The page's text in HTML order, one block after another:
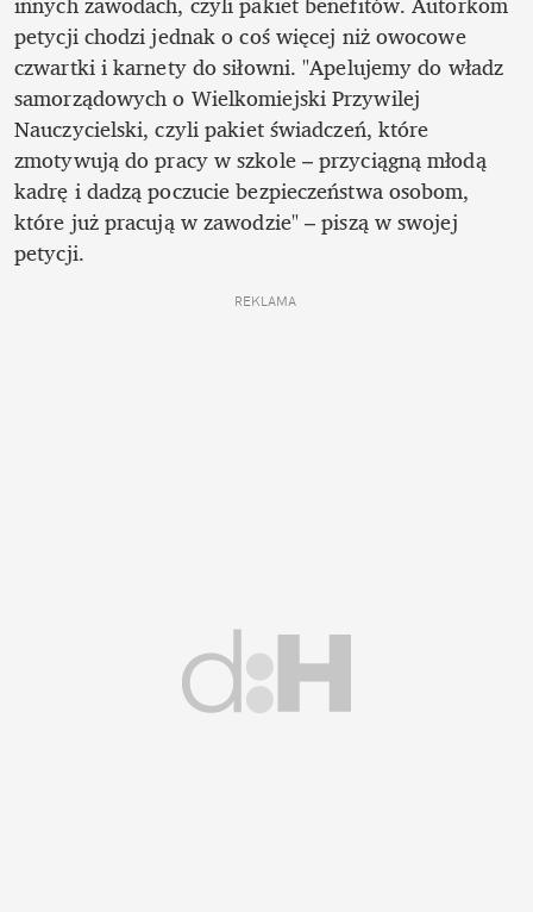
petycji chodzi jednak o coś więcej niż owocowe
czwartki i karnety do siłowni. "Apelujemy do władz
samorządowych o Wielkomiejski Przywilej
Nauczycielski, czyli pakiet świadczeń, które
zmotywują do pracy w szkole – przyciągną młodą
kadrę i dadzą poczucie bezpieczeństwa osobom,
które już pracują w zawodzie" – piszą w swojej
petycji.
REKLAMA